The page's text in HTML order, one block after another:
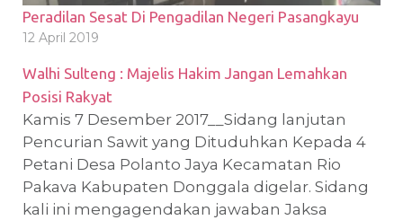
Peradilan Sesat Di Pengadilan Negeri Pasangkayu
12 April 2019
Walhi Sulteng : Majelis Hakim Jangan Lemahkan
Posisi Rakyat
Kamis 7 Desember 2017__Sidang lanjutan
Pencurian Sawit yang Dituduhkan Kepada 4
Petani Desa Polanto Jaya Kecamatan Rio
Pakava Kabupaten Donggala digelar. Sidang
kali ini mengagendakan jawaban Jaksa